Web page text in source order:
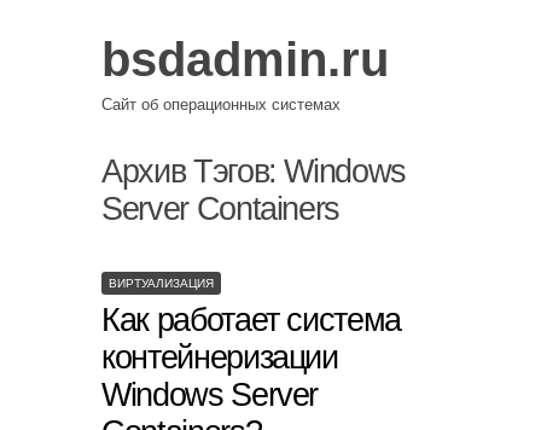
bsdadmin.ru
Сайт об операционных системах
Архив Тэгов:Windows
Server Containers
ВИРТУАЛИЗАЦИЯ
Как работает система
контейнеризации
Windows Server